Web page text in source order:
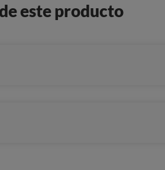
este producto